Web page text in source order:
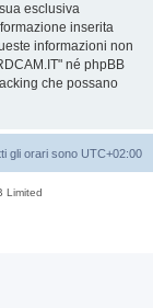
esclusiva
inserita
informazioni non
né phpBB
che possano
gli orari sono UTC+02:00
Limited